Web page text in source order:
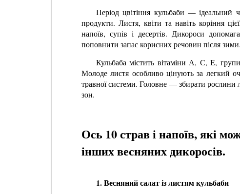
Період цвітіння кульбаби — ідеальний
продукти. Листя, квіти та навіть коріння
напоїв, супів і десертів. Дикороси
поповнити запас корисних речовин після зими.
Кульбаба містить вітаміни А, С, Е,
Молоде листя особливо цінують за легкий
травної системи. Головне — збирати рослини
зон.
Ось 10 страв і напоїв, які
інших весняних дикоросів.
1. Весняний салат із листям кульбаби